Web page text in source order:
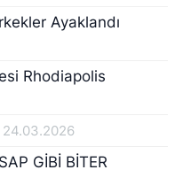
Ayaklandı
Rhodiapolis
24.03.2026
GİBİ BİTER